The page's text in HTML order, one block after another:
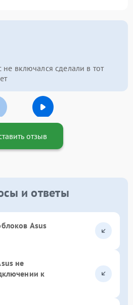
включался сделали в тот
отзыв
и ответы
Asus
не
к